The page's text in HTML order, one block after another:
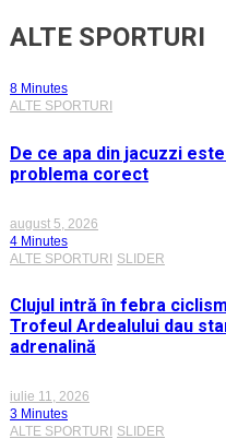
ALTE SPORTURI
8 Minutes
ALTE SPORTURI
De ce apa din jacuzzi
problema corect
august 5, 2026
4 Minutes
ALTE SPORTURI SLIDER
Clujul intră în febra
Trofeul Ardealului dau
adrenalină
iulie 11, 2026
3 Minutes
ALTE SPORTURI
SLIDER